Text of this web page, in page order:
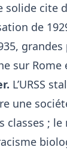
solide cite
de
grandes
sur Rome
L’URSS
une
classes ; le